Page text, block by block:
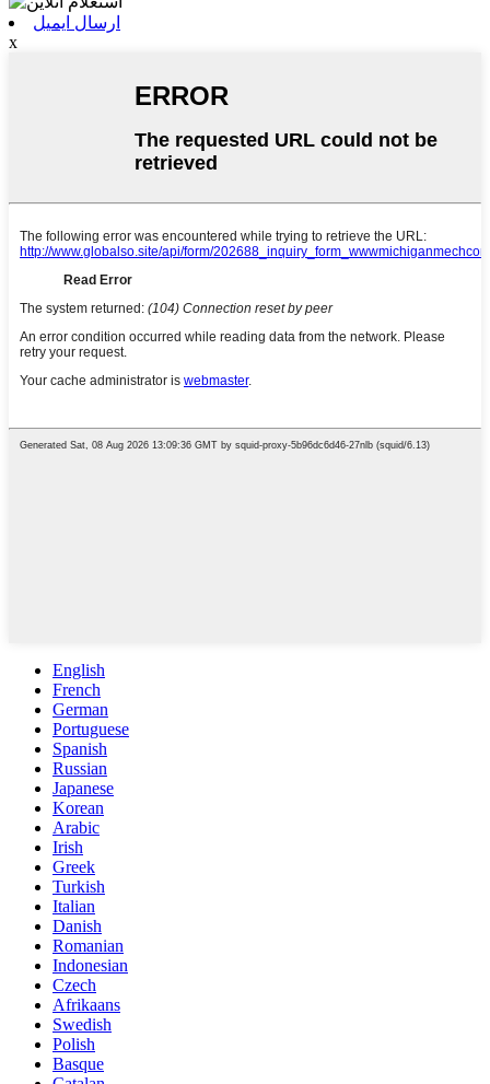
ارسال ایمیل
x
English
French
German
Portuguese
Spanish
Russian
Japanese
Korean
Arabic
Irish
Greek
Turkish
Italian
Danish
Romanian
Indonesian
Czech
Afrikaans
Swedish
Polish
Basque